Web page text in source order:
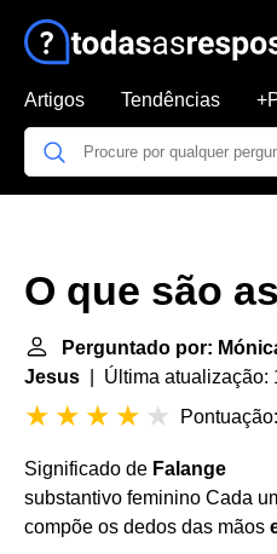
Artigos Tendências
O que são
Perguntado por:
Jesus | Última atualização:
Significado de Falange
substantivo feminino Cada
compõe os dedos das mãos